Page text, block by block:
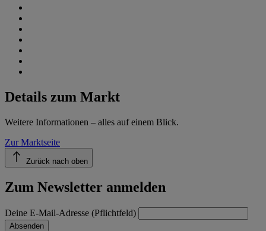
Details zum Markt
Weitere Informationen – alles auf einem Blick.
Zur Marktseite
Zurück nach oben
Zum Newsletter anmelden
Deine E-Mail-Adresse (Pflichtfeld)
Absenden